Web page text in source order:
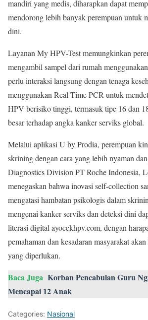
mandiri yang medis, diharapkan dapat
mendorong lebih banyak perempuan untuk
dini.
Layanan My HPV-Test memungkinkan
mengambil sampel dari rumah
perlu interaksi langsung dengan tenaga
menggunakan Real-Time PCR untuk
HPV berisiko tinggi, termasuk tipe 16 dan
besar terhadap angka kanker serviks global.
Melalui aplikasi U by Prodia, perempuan
skrining dengan cara yang lebih nyaman
Diagnostics Division PT Roche Indonesia,
menegaskan bahwa inovasi self-collection
mengatasi hambatan psikologis dalam
mengenai kanker serviks dan deteksi dini
literasi digital ayocekhpv.com, dengan
pemahaman dan kesadaran masyarakat
yang diperlukan.
Baca Juga Korban Pencabulan Guru
Mencapai 12 Anak
Categories: Nasional